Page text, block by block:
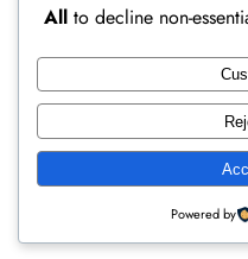
Ferry Doedens | Public
Profile
Instagram
Facebook
X
All to decline non-
Powered by